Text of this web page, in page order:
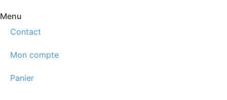
Menu
Contact
Mon compte
Panier